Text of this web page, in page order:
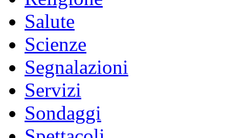
Salute
Scienze
Segnalazioni
Servizi
Sondaggi